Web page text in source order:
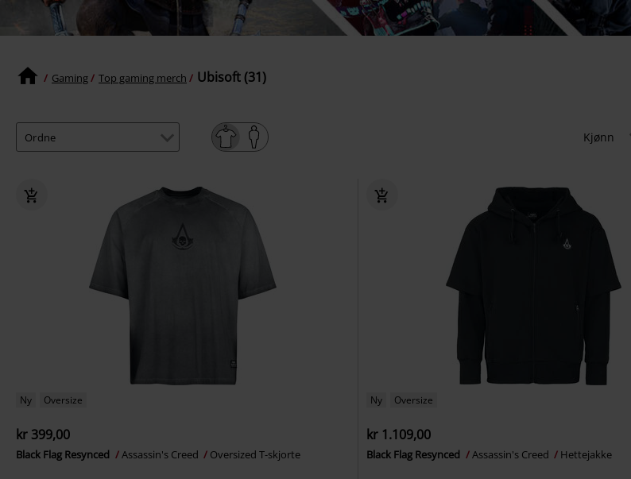
Gaming Top gaming merch Ubisoft (31)
Kjønn
Ny Oversize
kr 399,00
Black Flag Resynced Assassin's Creed Oversized T-skjorte
Ny Oversize
kr 1.109,00
Black Flag Resynced Assassin's Creed Hettejakke